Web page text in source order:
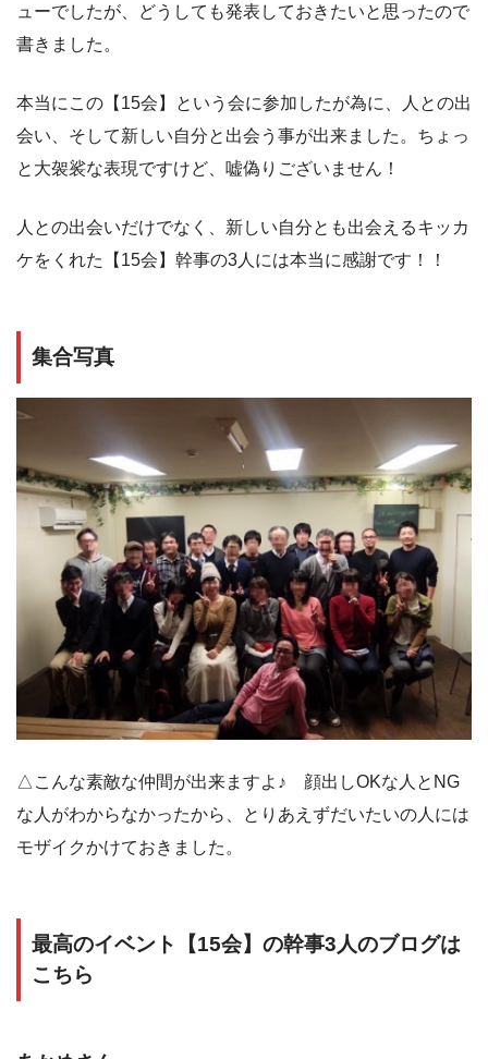
ューでしたが、どうしても発表しておきたいと思ったので
書きました。
本当にこの【15会】という会に参加したが為に、人との出
会い、そして新しい自分と出会う事が出来ました。ちょっ
と大袈裟な表現ですけど、嘘偽りございません！
人との出会いだけでなく、新しい自分とも出会えるキッカ
ケをくれた【15会】幹事の3人には本当に感謝です！！
集合写真
△こんな素敵な仲間が出来ますよ♪ 顔出しOKな人とNG
な人がわからなかったから、とりあえずだいたいの人には
モザイクかけておきました。
最高のイベント【15会】の幹事3人のブログは
こちら